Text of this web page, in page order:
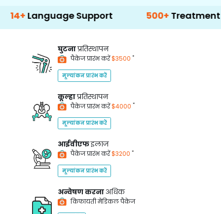
Support 500+ Treatment
घुटनाप्रतिस्थापन
पैकेज प्रारंभ करें$3500 *
मूल्यांकन प्रारंभ करें
कूल्हाप्रतिस्थापन
पैकेज प्रारंभ करें$4000 *
मूल्यांकन प्रारंभ करें
आईवीएफइलाज
पैकेज प्रारंभ करें$3200 *
मूल्यांकन प्रारंभ करें
अन्वेषण करना अधिक
किफायती मेडिकल पैकेज